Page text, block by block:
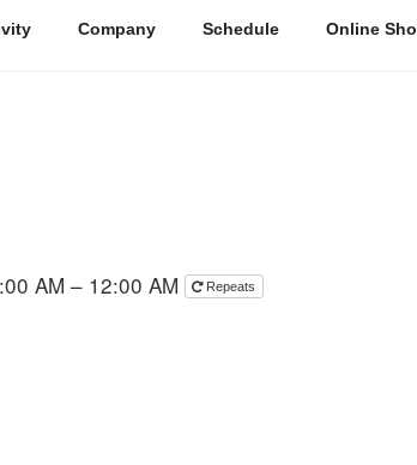
Company Schedule Online
AM – 12:00 AM Repeats